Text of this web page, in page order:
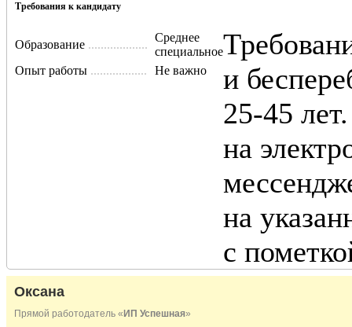
Требования к кандидату
Образование
Среднее
специальное
Опыт работы
Не важно
и
25-45
на
на
с
Оксана
Прямой работодатель « ИП Успешная»